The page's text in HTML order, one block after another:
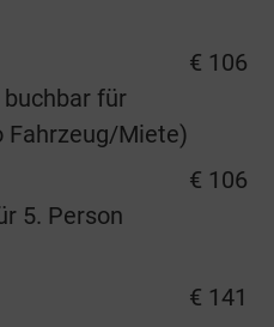
€ 106
für
Fahrzeug/Miete)
€ 106
5. Person
€ 141